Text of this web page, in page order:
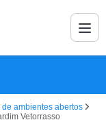
ambientes abertos
Vetorrasso